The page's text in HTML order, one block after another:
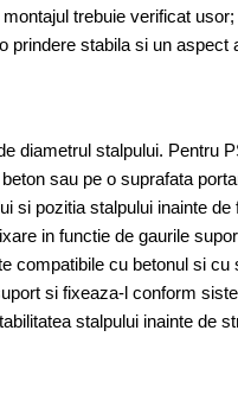
trebuie verificat usor;
prindere stabila si un aspect
diametrul stalpului. Pentru
sau pe o suprafata
si pozitia stalpului inainte de
in functie de gaurile
compatibile cu betonul si cu
si fixeaza-l conform
stalpului inainte de